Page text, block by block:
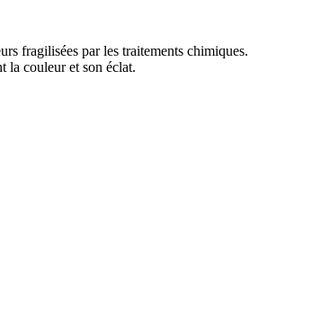
fragilisées par les traitements chimiques.
la couleur et son éclat.